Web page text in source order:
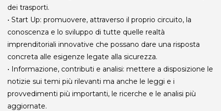
dei trasporti.
• Start Up: promuovere, attraverso il proprio circuito, la
conoscenza e lo sviluppo di tutte quelle realtà
imprenditoriali innovative che possano dare una risposta
concreta alle esigenze legate alla sicurezza.
• Informazione, contributi e analisi: mettere a disposizione le
notizie sui temi più rilevanti ma anche le leggi e i
provvedimenti più importanti, le ricerche e le analisi più
aggiornate.